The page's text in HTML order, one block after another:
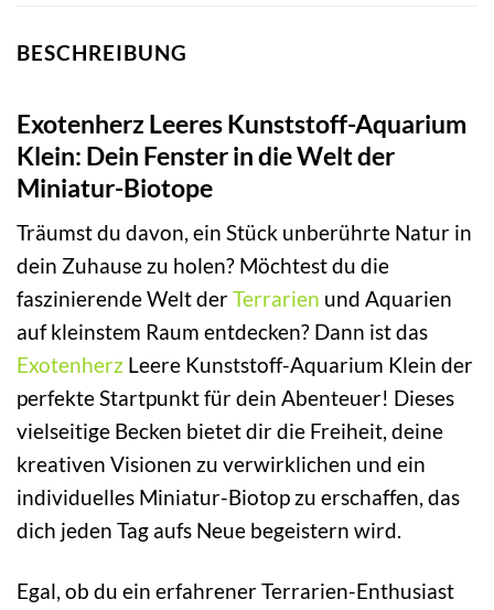
BESCHREIBUNG
Exotenherz Leeres Kunststoff-Aquarium
Klein: Dein Fenster in die Welt der
Miniatur-Biotope
Träumst du davon, ein Stück unberührte Natur in
dein Zuhause zu holen? Möchtest du die
faszinierende Welt derTerrarien und Aquarien
auf kleinstem Raum entdecken? Dann ist das
Exotenherz Leere Kunststoff-Aquarium Klein der
perfekte Startpunkt für dein Abenteuer! Dieses
vielseitige Becken bietet dir die Freiheit, deine
kreativen Visionen zu verwirklichen und ein
individuelles Miniatur-Biotop zu erschaffen, das
dich jeden Tag aufs Neue begeistern wird.
Egal, ob du ein erfahrener Terrarien-Enthusiast